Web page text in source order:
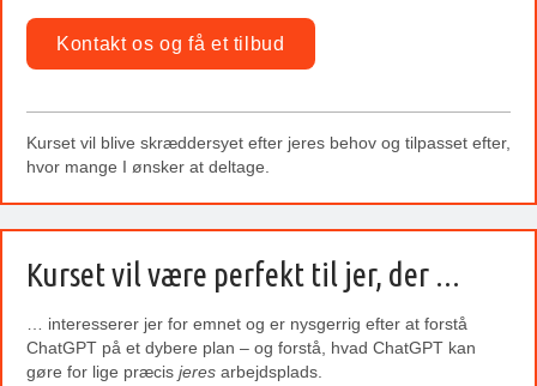
Kontakt os og få et tilbud
Kurset vil blive skræddersyet efter jeres behov og tilpasset efter,
hvor mange I ønsker at deltage.
Kurset vil være perfekt til jer, der ...
… interesserer jer for emnet og er nysgerrig efter at forstå
ChatGPT på et dybere plan – og forstå, hvad ChatGPT kan
gøre for lige præcis jeres arbejdsplads.